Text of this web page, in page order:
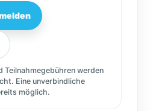
Teilnahmegebühren werden
Eine unverbindliche
möglich.